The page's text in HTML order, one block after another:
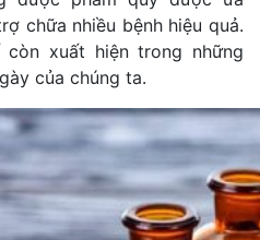
chữa nhiều bệnh hiệu quả.
xuất hiện trong những
của chúng ta.